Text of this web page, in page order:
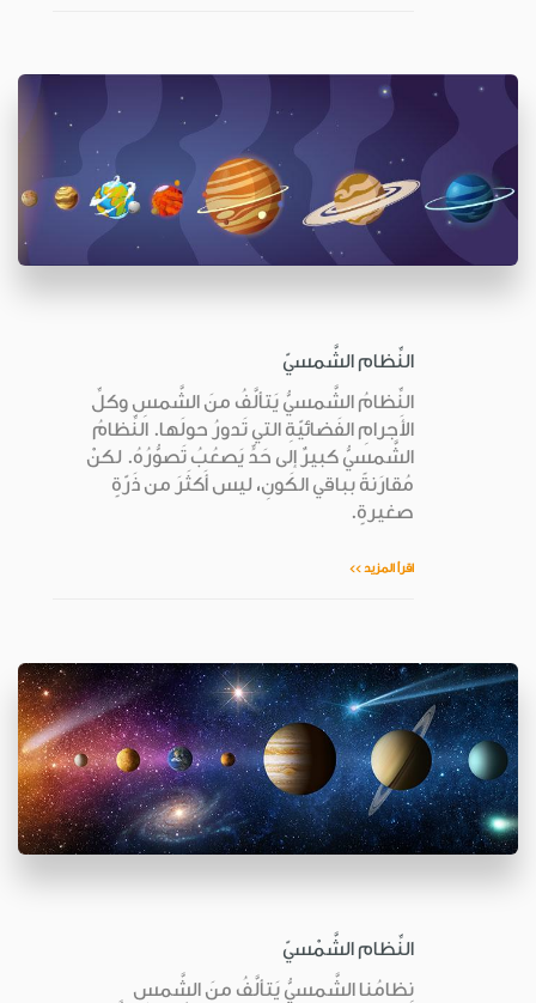
النِّظام الشَّمسيّ
النِّظامُ الشَّمسيُّ يَتألَّفُ منَ الشَّمسِ وكلِّ
الأَجرامِ الفَضائيّةِ التي تَدورُ حولَها. النِّظامُ
الشَّمسيُّ كبيرٌ إلى حَدٍّ يَصعُبُ تَصوُّرُهُ. لكنْ
مُقارَنةً بباقي الكَونِ، ليس أَكثَرَ من ذَرّةٍ
صغيرةٍ.
اقرأ المزيد >>
النِّظام الشَّمْسيّ
نِظامُنا الشَّمسيُّ يَتألَّفُ منَ الشَّمسِ